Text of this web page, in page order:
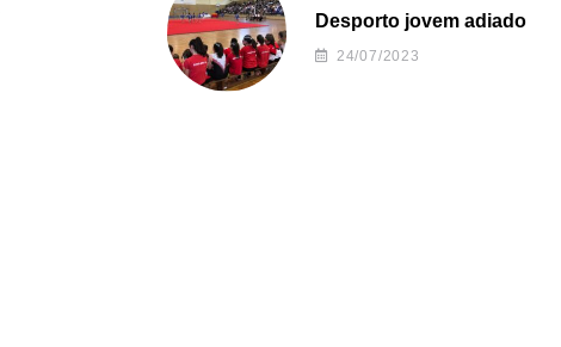
Desporto jovem adiado
24/07/2023